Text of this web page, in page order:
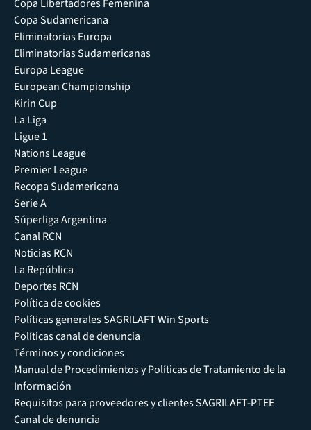
Copa Libertadores Femenina
Copa Sudamericana
Eliminatorias Europa
Eliminatorias Sudamericanas
Europa League
European Championship
Kirin Cup
La Liga
Ligue 1
Nations League
Premier League
Recopa Sudamericana
Serie A
Súperliga Argentina
Canal RCN
Noticias RCN
La República
Deportes RCN
Política de cookies
Políticas generales SAGRILAFT Win Sports
Políticas canal de denuncia
Términos y condiciones
Manual de Procedimientos y Políticas de Tratamiento de la
Información
Requisitos para proveedores y clientes SAGRILAFT-PTEE
Canal de denuncia